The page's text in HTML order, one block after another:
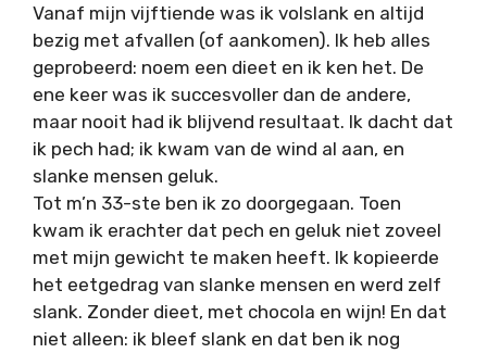
Vanaf mijn vijftiende was ik volslank en altijd
bezig met afvallen (of aankomen). Ik heb alles
geprobeerd: noem een dieet en ik ken het. De
ene keer was ik succesvoller dan de andere,
maar nooit had ik blijvend resultaat. Ik dacht dat
ik pech had; ik kwam van de wind al aan, en
slanke mensen geluk.
Tot m’n 33-ste ben ik zo doorgegaan. Toen
kwam ik erachter dat pech en geluk niet zoveel
met mijn gewicht te maken heeft. Ik kopieerde
het eetgedrag van slanke mensen en werd zelf
slank. Zonder dieet, met chocola en wijn! En dat
niet alleen: ik bleef slank en dat ben ik nog